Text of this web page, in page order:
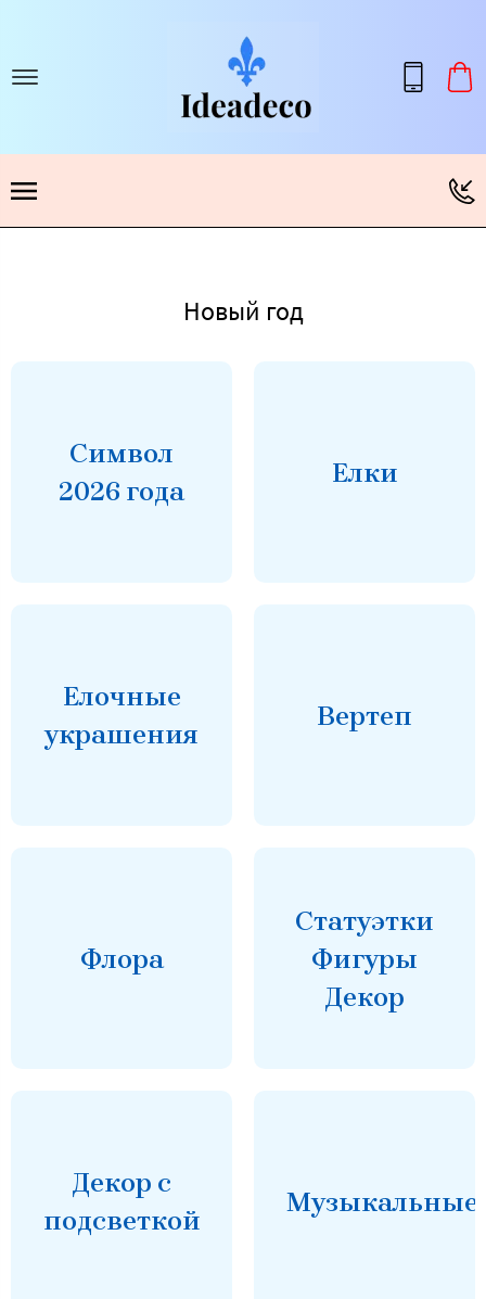
Новый год
Символ
2026 года
Елки
Елочные
украшения
Вертеп
Флора
Статуэтки
Фигуры
Декор
Декор с
подсветкой
Музыкальные